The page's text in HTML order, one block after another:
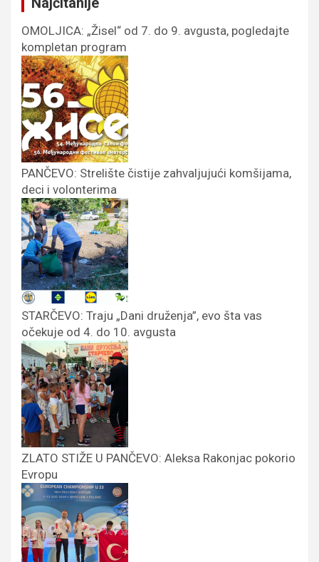
OMOLJICA: „Žisel“ od 7. do 9. avgusta, pogledajte
kompletan program
PANČEVO: Strelište čistije zahvaljujući komšijama,
deci i volonterima
STARČEVO: Traju „Dani druženja”, evo šta vas
očekuje od 4. do 10. avgusta
ZLATO STIŽE U PANČEVO: Aleksa Rakonjac pokorio
Evropu